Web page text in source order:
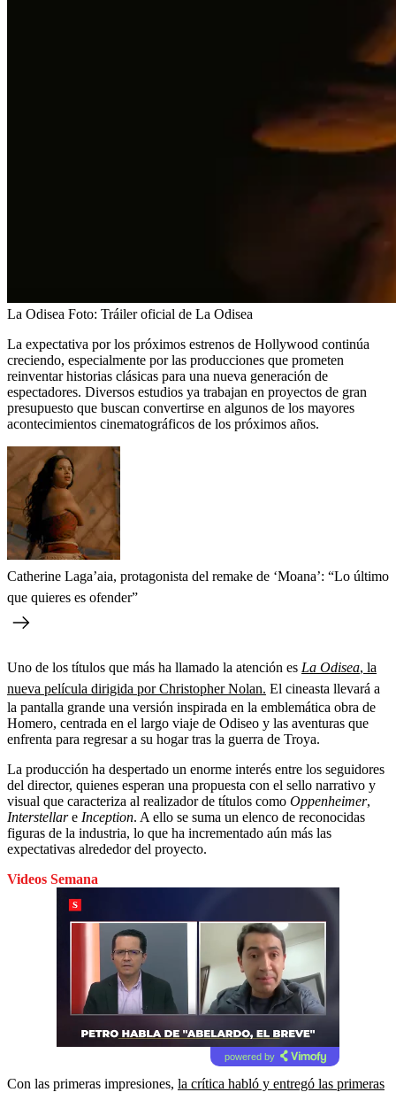
La Odisea Foto: Tráiler oficial de La Odisea
La expectativa por los próximos estrenos de Hollywood continúa
creciendo, especialmente por las producciones que prometen
reinventar historias clásicas para una nueva generación de
espectadores. Diversos estudios ya trabajan en proyectos de gran
presupuesto que buscan convertirse en algunos de los mayores
acontecimientos cinematográficos de los próximos años.
Catherine Laga’aia, protagonista del remake de ‘Moana’: “Lo último
que quieres es ofender”
Uno de los títulos que más ha llamado la atención es La Odisea, la
nueva película dirigida por Christopher Nolan. El cineasta llevará a
la pantalla grande una versión inspirada en la emblemática obra de
Homero, centrada en el largo viaje de Odiseo y las aventuras que
enfrenta para regresar a su hogar tras la guerra de Troya.
La producción ha despertado un enorme interés entre los seguidores
del director, quienes esperan una propuesta con el sello narrativo y
visual que caracteriza al realizador de títulos como Oppenheimer,
Interstellare Inception. A ello se suma un elenco de reconocidas
figuras de la industria, lo que ha incrementado aún más las
expectativas alrededor del proyecto.
Videos Semana
powered by
Con las primeras impresiones, la crítica habló y entregó las primeras